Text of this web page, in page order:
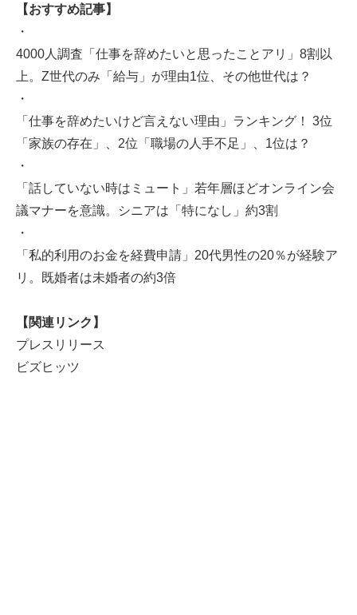
【おすすめ記事】
・
4000人調査「仕事を辞めたいと思ったことアリ」8割以
上。Z世代のみ「給与」が理由1位、その他世代は？
・
「仕事を辞めたいけど言えない理由」ランキング！ 3位
「家族の存在」、2位「職場の人手不足」、1位は？
・
「話していない時はミュート」若年層ほどオンライン会
議マナーを意識。シニアは「特になし」約3割
・
「私的利用のお金を経費申請」20代男性の20％が経験ア
リ。既婚者は未婚者の約3倍
【関連リンク】
プレスリリース
ビズヒッツ